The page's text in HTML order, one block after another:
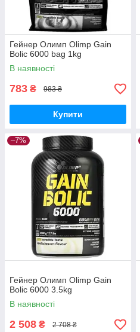
Гейнер Олимп Olimp Gain
Bolic 6000 bag 1kg
В наявності
783 ₴ 983 ₴
Купити
–7%
Гейнер Олимп Olimp Gain
Bolic 6000 3.5kg
В наявності
2 508 ₴ 2 708 ₴